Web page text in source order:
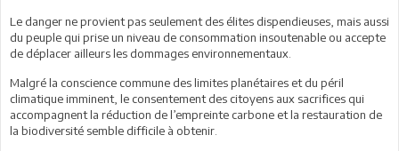
Le danger ne provient pas seulement des élites dispendieuses, mais aussi
du peuple qui prise un niveau de consommation insoutenable ou accepte
de déplacer ailleurs les dommages environnementaux.
Malgré la conscience commune des limites planétaires et du péril
climatique imminent, le consentement des citoyens aux sacrifices qui
accompagnent la réduction de l’empreinte carbone et la restauration de
la biodiversité semble difficile à obtenir.